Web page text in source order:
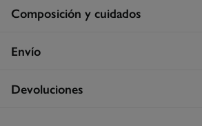
Composición y cuidados
Composición
Cuidados
Envío
Envío a tienda
Devoluciones